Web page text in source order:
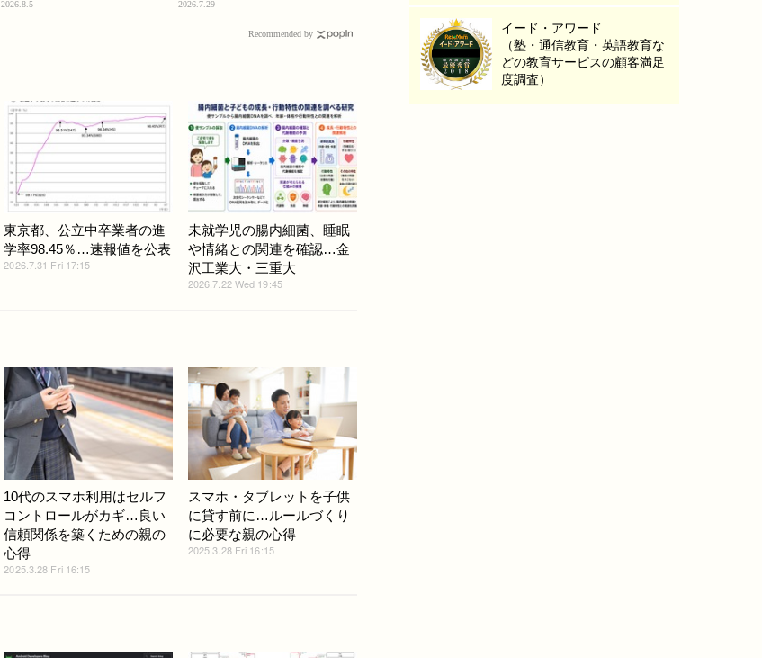
2026.8.5 2026.7.29
Recommended by
東京都、公立中卒業者の進
学率98.45％…速報値を公表
2026.7.31 Fri 17:15
未就学児の腸内細菌、睡眠
や情緒との関連を確認…金
沢工業大・三重大
2026.7.22 Wed 19:45
10代のスマホ利用はセルフ
コントロールがカギ…良い
信頼関係を築くための親の
心得
2025.3.28 Fri 16:15
スマホ・タブレットを子供
に貸す前に…ルールづくり
に必要な親の心得
2025.3.28 Fri 16:15
イード・アワード
（塾・通信教育・英語教育な
どの教育サービスの顧客満足
度調査）